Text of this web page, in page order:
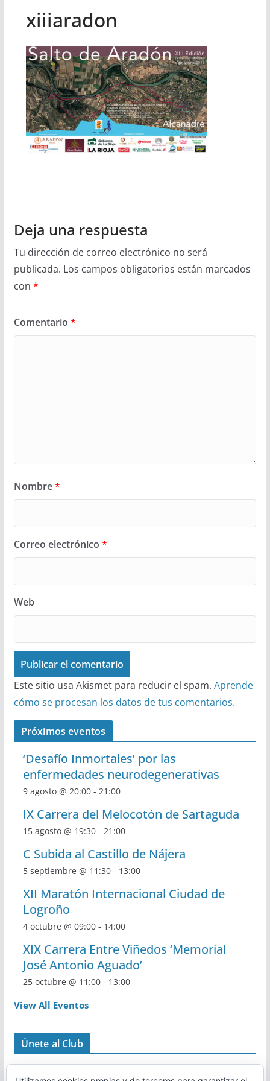
xiiiaradon
Deja una respuesta
Tu dirección de correo electrónico no será
publicada. Los campos obligatorios están marcados
con *
Comentario *
Nombre*
Correo electrónico *
Web
Este sitio usa Akismet para reducir el spam. Aprende
cómo se procesan los datos de tus comentarios.
Próximos eventos
‘Desafío Inmortales’ por las
enfermedades neurodegenerativas
9 agosto @ 20:00- 21:00
IX Carrera del Melocotón de Sartaguda
15 agosto @ 19:30- 21:00
C Subida al Castillo de Nájera
5 septiembre @ 11:30- 13:00
XII Maratón Internacional Ciudad de
Logroño
4 octubre @ 09:00- 14:00
XIX Carrera Entre Viñedos ‘Memorial
José Antonio Aguado’
25 octubre @ 11:00- 13:00
View All Eventos
Únete al Club